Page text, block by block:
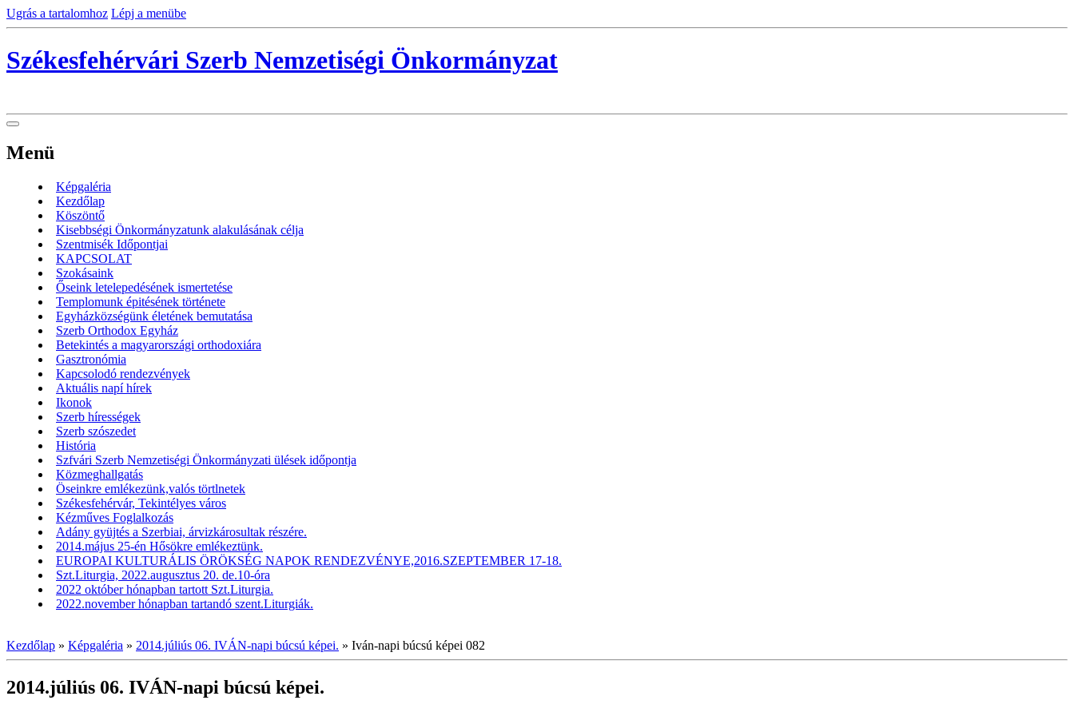
Ugrás a tartalomhoz Lépj a menübe
Székesfehérvári Szerb Nemzetiségi Önkormányzat
Menü
Képgaléria
Kezdőlap
Köszöntő
Kisebbségi Önkormányzatunk alakulásának célja
Szentmisék Időpontjai
KAPCSOLAT
Szokásaink
Őseink letelepedésének ismertetése
Templomunk épitésének története
Egyházközségünk életének bemutatása
Szerb Orthodox Egyház
Betekintés a magyarországi orthodoxiára
Gasztronómia
Kapcsolodó rendezvények
Aktuális napí hírek
Ikonok
Szerb hírességek
Szerb szószedet
História
Szfvári Szerb Nemzetiségi Önkormányzati ülések időpontja
Közmeghallgatás
Öseinkre emlékezünk,valós törtlnetek
Székesfehérvár, Tekintélyes város
Kézműves Foglalkozás
Adány gyüjtés a Szerbiai, árvizkárosultak részére.
2014.május 25-én Hősökre emlékeztünk.
EUROPAI KULTURÁLIS ÖRÖKSÉG NAPOK RENDEZVÉNYE,2016.SZEPTEMBER 17-18.
Szt.Liturgia, 2022.augusztus 20. de.10-óra
2022 október hónapban tartott Szt.Liturgia.
2022.november hónapban tartandó szent.Liturgiák.
Kezdőlap » Képgaléria » 2014.júliús 06. IVÁN-napi búcsú képei. » Iván-napi búcsú képei 082
2014.júliús 06. IVÁN-napi búcsú képei.